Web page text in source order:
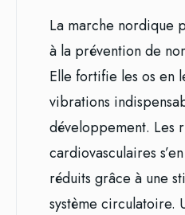
La marche nordique
à la prévention de
Elle fortifie les os en
vibrations
développement. Les
cardiovasculaires
réduits grâce à une
système circulatoire.